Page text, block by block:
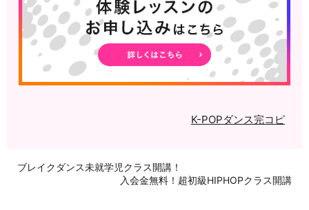
K-POPダンス完コピ
ブレイクダンス未就学児クラス開講！
入会金無料！超初級HIPHOPクラス開講